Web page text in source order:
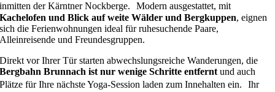
inmitten der Kärntner Nockberge. Modern ausgestattet, mit
Kachelofen und Blick auf weite Wälder und Bergkuppen, eignen
sich die Ferienwohnungen ideal für ruhesuchende Paare,
Alleinreisende und Freundesgruppen.
Direkt vor Ihrer Tür starten abwechslungsreiche Wanderungen, die
Bergbahn Brunnach ist nur wenige Schritte entfernt und auch
Plätze für Ihre nächste Yoga-Session laden zum Innehalten ein. Ihr